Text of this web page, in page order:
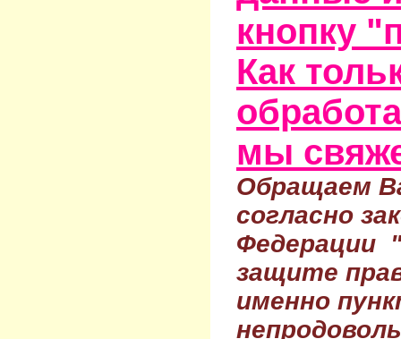
кнопку
Как
мы
Обращаем
согласно
Федерации
защите
именно